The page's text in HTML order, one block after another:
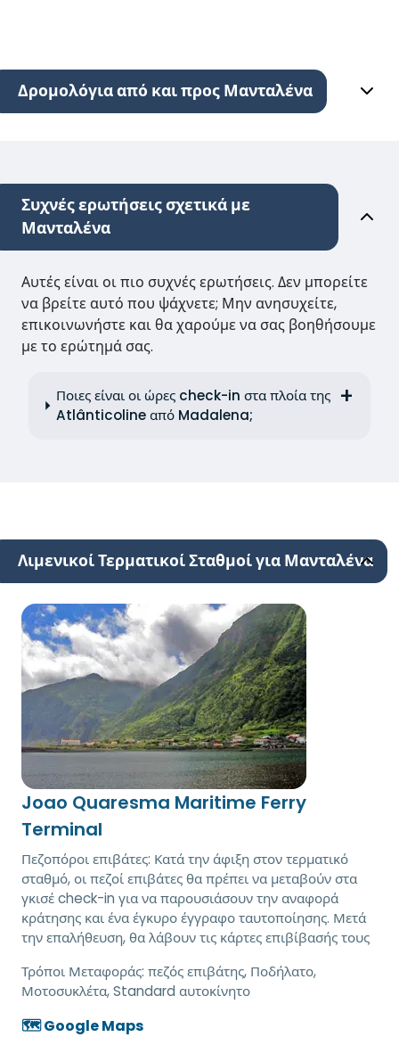
Δρομολόγια από και προς Μανταλένα
Συχνές ερωτήσεις σχετικά με
Μανταλένα
Αυτές είναι οι πιο συχνές ερωτήσεις. Δεν μπορείτε
να βρείτε αυτό που ψάχνετε; Μην ανησυχείτε,
επικοινωνήστε και θα χαρούμε να σας βοηθήσουμε
με το ερώτημά σας.
Ποιες είναι οι ώρες check-in στα πλοία της
Atlânticoline από Madalena;
Λιμενικοί Τερματικοί Σταθμοί για Μανταλένα
Joao Quaresma Maritime Ferry
Terminal
Πεζοπόροι επιβάτες: Κατά την άφιξη στον τερματικό
σταθμό, οι πεζοί επιβάτες θα πρέπει να μεταβούν στα
γκισέ check-in για να παρουσιάσουν την αναφορά
κράτησης και ένα έγκυρο έγγραφο ταυτοποίησης. Μετά
την επαλήθευση, θα λάβουν τις κάρτες επιβίβασής τους
Τρόποι Μεταφοράς: πεζός επιβάτης, Ποδήλατο,
Μοτοσυκλέτα, Standard αυτοκίνητο
🗺️ Google Maps